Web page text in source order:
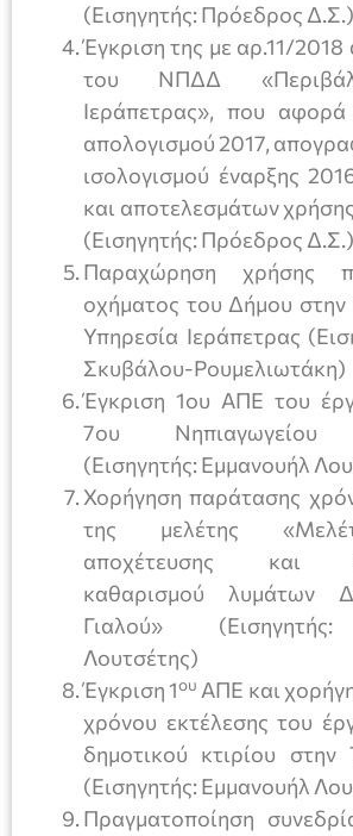
(Εισηγητής: Πρόεδρος Δ.Σ.)
Έγκριση της με αρ.11/
του ΝΠΔΔ
Ιεράπετρας», που αφορά
απολογισμού 2017,
ισολογισμού έναρξης
και αποτελεσμάτων
(Εισηγητής: Πρόεδρος Δ.Σ.)
Παραχώρηση χρήσης
οχήματος του Δήμου στην
Υπηρεσία Ιεράπετρας
Σκυβάλου-Ρουμελιωτάκη)
Έγκριση 1ου ΑΠΕ του
7ου Νηπιαγωγείου
(Εισηγητής: Εμμανουήλ
Χορήγηση παράτασης
της μελέτης
αποχέτευσης και
καθαρισμού λυμάτων
Γιαλού»
Λουτσέτης)
Έγκριση 1ου ΑΠΕ και
χρόνου εκτέλεσης του
δημοτικού κτιρίου
(Εισηγητής: Εμμανουήλ
Πραγματοποίηση